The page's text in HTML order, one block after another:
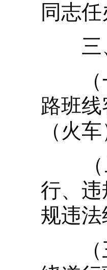
同志
三
（一
路班
（火
（二
行、
规违法
（三